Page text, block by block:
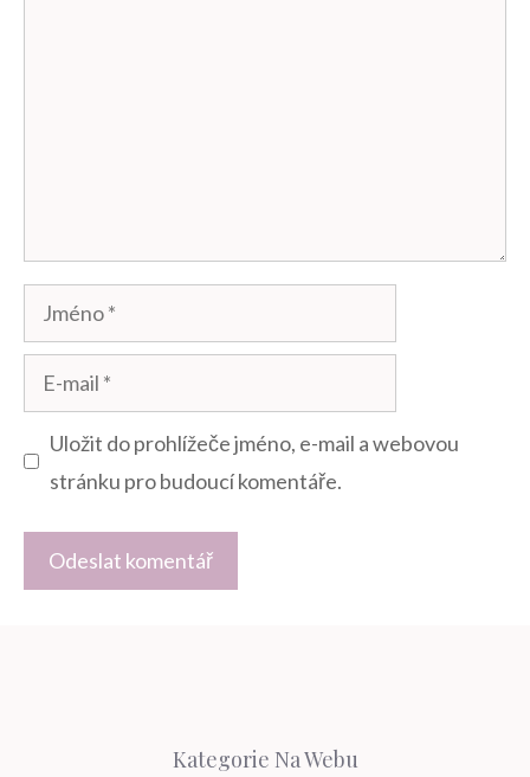
Jméno
mail
Uložit do prohlížeče jméno, e-mail a webovou
stránku pro budoucí komentáře.
Kategorie Na Webu